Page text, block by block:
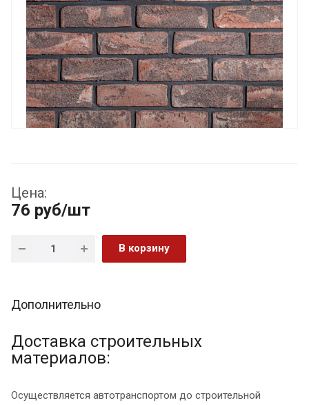
Цена:
76 руб/шт
В корзину
Дополнительно
Доставка строительных
материалов:
Осуществляется автотранспортом до строительной